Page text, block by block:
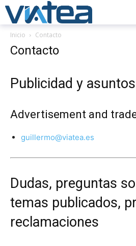
Inicio Contacto
Contacto
Publicidad y
Advertisement and
guillermo@viatea.es
Dudas, preguntas
temas publicados,
reclamaciones